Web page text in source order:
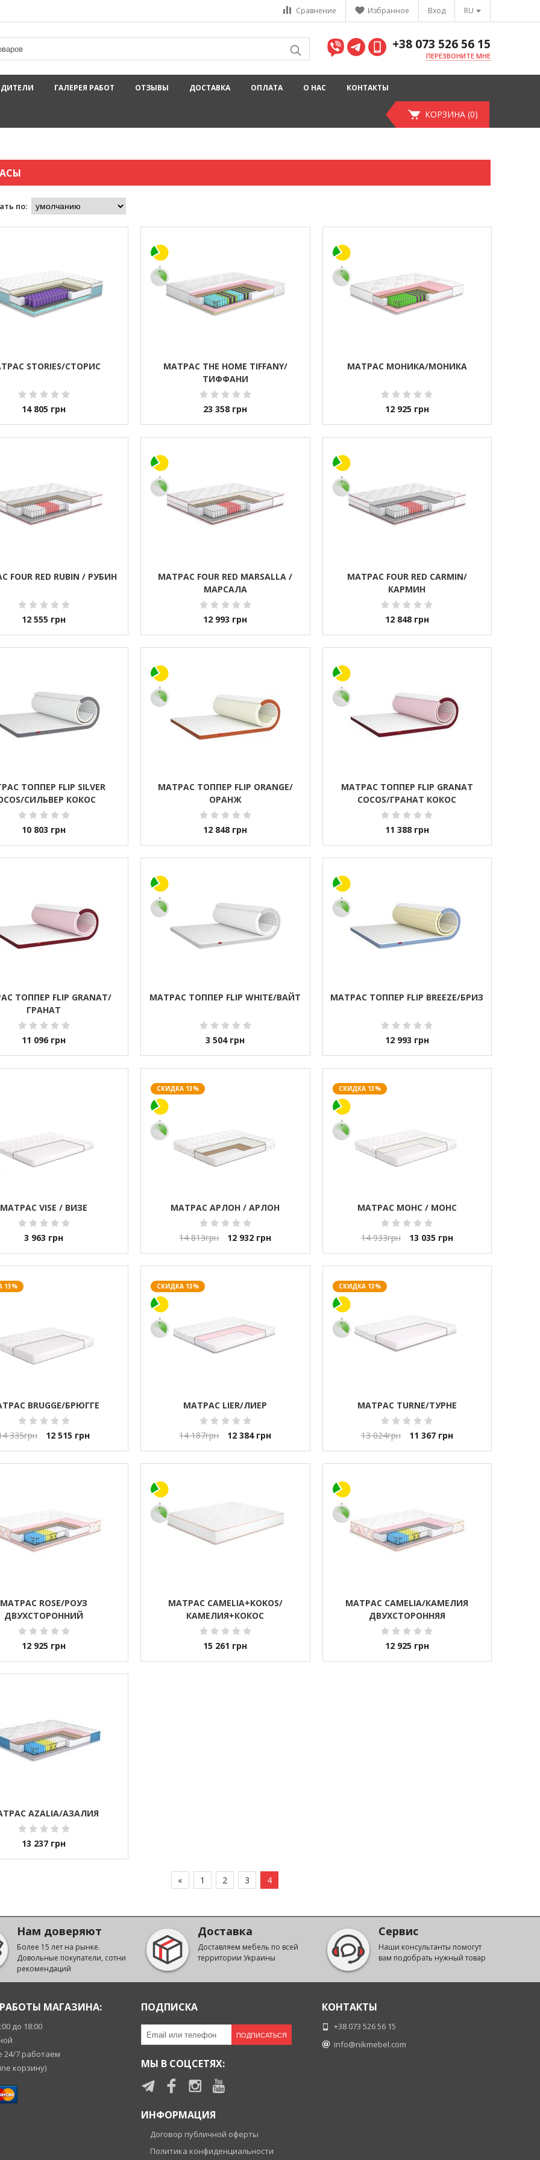
RU
Вход
Избранное
Сравнение
+38 073 526 56 15
ПЕРЕЗВОНИТЕ МНЕ
ГАЛЕРЕЯ РАБОТ ОТЗЫВЫ ДОСТАВКА ОПЛАТА О НАС КОНТАКТЫ
КОРЗИНА (0)
по:
STORIES/СТОРИС
14 805 грн
МАТРАС THE HOME TIFFANY/
ТИФФАНИ
23 358 грн
МАТРАС МОНИКА/МОНИКА
12 925 грн
FOUR RED RUBIN / РУБИН
12 555 грн
МАТРАС FOUR RED MARSALLA /
МАРСАЛА
12 993 грн
МАТРАС FOUR RED CARMIN/
КАРМИН
12 848 грн
ТОППЕР FLIP SILVER
СИЛЬВЕР КОКОС
10 803 грн
МАТРАС ТОППЕР FLIP ORANGE/
ОРАНЖ
12 848 грн
МАТРАС ТОППЕР FLIP GRANAT
COCOS/ГРАНАТ КОКОС
11 388 грн
ТОППЕР FLIP GRANAT/
ГРАНАТ
11 096 грн
МАТРАС ТОППЕР FLIP WHITE/ВАЙТ
3 504 грн
МАТРАС ТОППЕР FLIP BREEZE/БРИЗ
12 993 грн
МАТРАС VISE / ВИЗЕ
3 963 грн
СКИДКА 13%
МАТРАС АРЛОН / АРЛОН
14 813грн 12 932 грн
СКИДКА 13%
МАТРАС МОНС / МОНС
14 933грн 13 035 грн
13%
BRUGGE/БРЮГГЕ
335грн 12 515 грн
СКИДКА 13%
МАТРАС LIER/ЛИЕР
14 187грн 12 384 грн
СКИДКА 13%
МАТРАС TURNE/ТУРНЕ
13 024грн 11 367 грн
МАТРАС ROSE/РОУЗ
ДВУХСТОРОННИЙ
12 925 грн
МАТРАС CAMELIA+KOKOS/
КАМЕЛИЯ+КОКОС
15 261 грн
МАТРАС CAMELIA/КАМЕЛИЯ
ДВУХСТОРОННЯЯ
12 925 грн
AZALIA/АЗАЛИЯ
13 237 грн
« 1 2 3 4
Нам доверяют
Более 15 лет на рынке.
Довольные покупатели, сотни
рекомендаций
Доставка
Доставляем мебель по всей
территории Украины
Сервис
Наши консультанты помогут
вам подобрать нужный товар
МАГАЗИНА:
до 18:00
24/7 работаем
корзину)
ПОДПИСКА
ПОДПИСАТЬСЯ
МЫ В СОЦСЕТЯХ:
ИНФОРМАЦИЯ
Договор публичной оферты
Политика конфиденциальности
КОНТАКТЫ
+38 073 526 56 15
info@nikmebel.com